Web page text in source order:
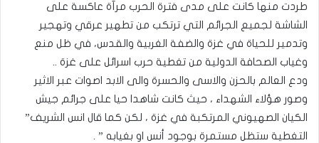
طردت منها كانت على مدى فترة الحرب مرآة عاكسة على
الشاشة لجميع الجرائم التي ترتكب من تطهير عرقي وتهجير
وتدمير للحياة في غزة والضفة الغربية والقدس، في ظل منع
وغياب الصحافة الدولية من تغطية حرب اسرائل على غزة ..
ودع العالم بالحزن والاسى والحسرة والى الابد اصوات عبر الاثير
وصور هؤلاء الشهداء ، حيث كانت شاهدا حيا على جرائم جيش
الكيان الصهيوني المرتكبة في غزة ، لكن كما قال انس الشريف”
التغطية ستظل مستمرة بوجود أنس او بغيابه ” .